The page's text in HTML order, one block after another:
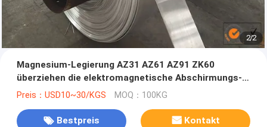
1/2
Magnesium-Legierung AZ31 AZ61 AZ91 ZK60
überziehen die elektromagnetische Abschirmungs-
einfache Verarbeitung
Preis：USD10~30/KGS MOQ：100KG
Bestpreis Kontakt